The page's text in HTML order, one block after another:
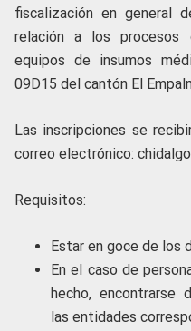
fiscalización en general
relación a los procesos
equipos de insumos
09D15 del cantón El
Las inscripciones se
correo electrónico:
Requisitos:
Estar en goce de los
En el caso de
hecho, encontrarse
las entidades